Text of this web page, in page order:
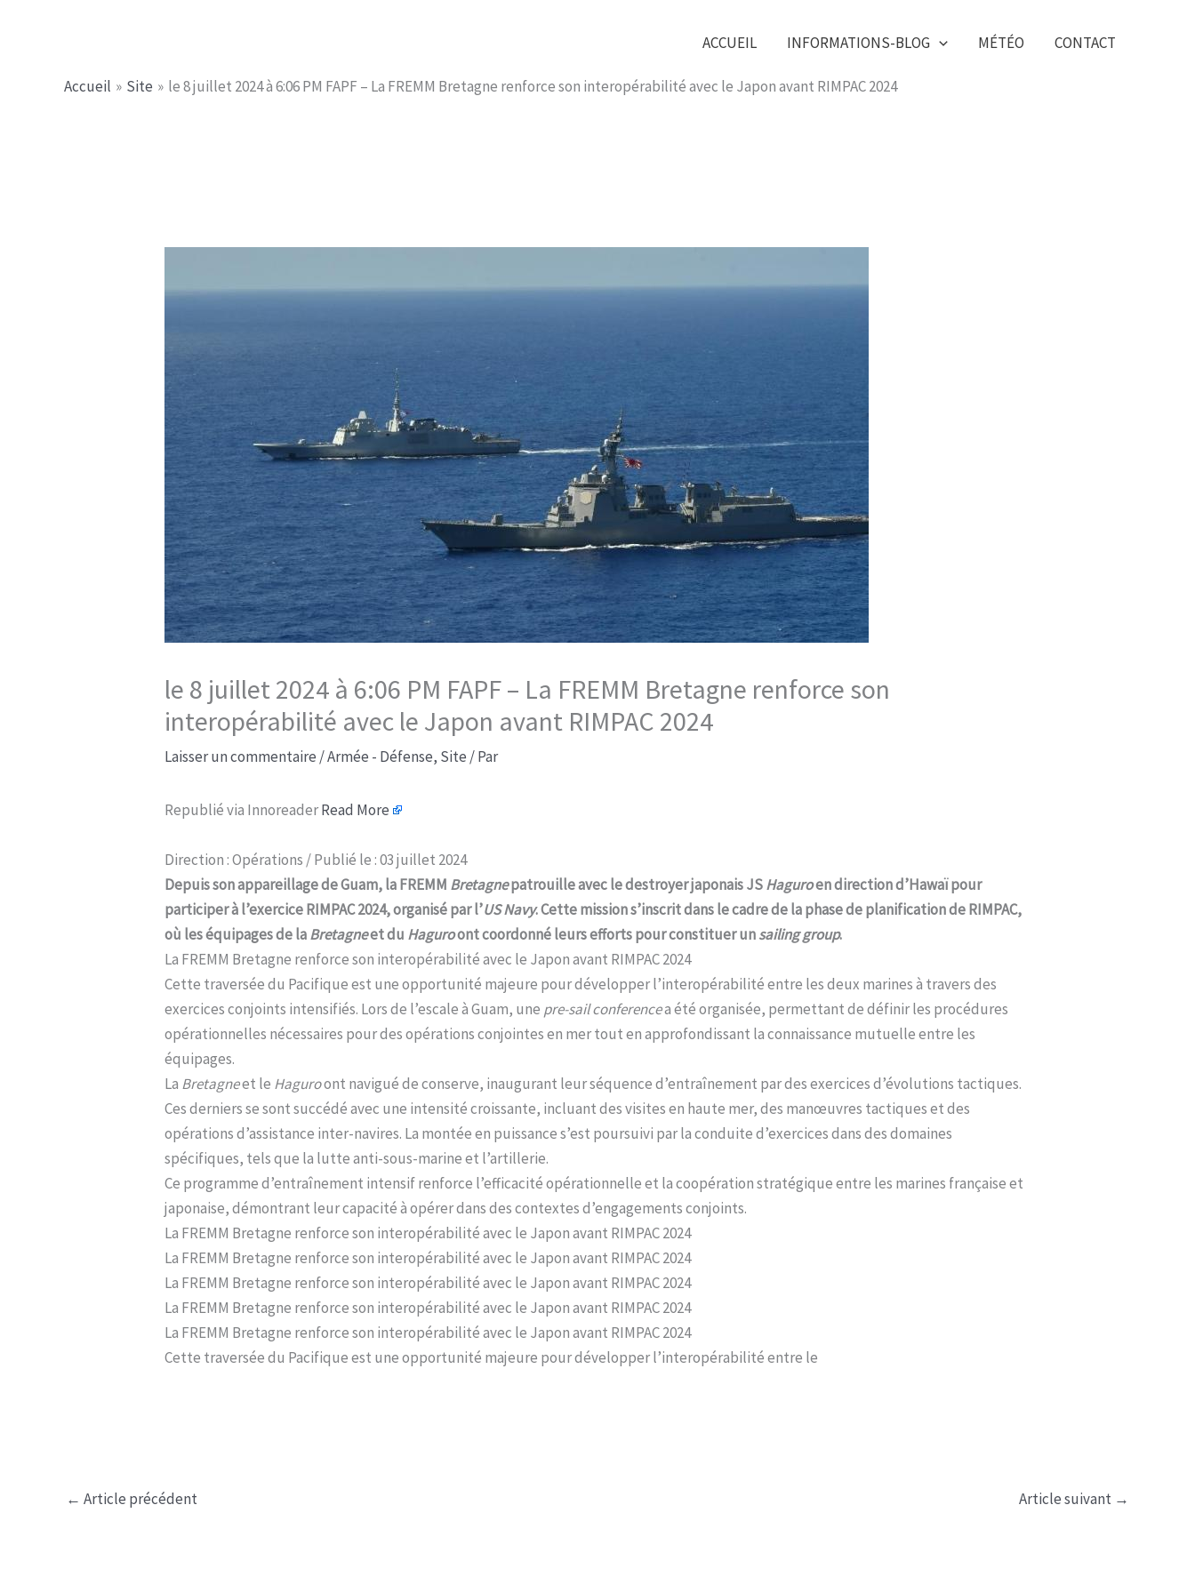
ACCUEIL INFORMATIONS-BLOG MÉTÉO CONTACT
Accueil Site le 8 juillet 2024 à 6:06 PM FAPF – La FREMM Bretagne renforce son interopérabilité avec le Japon avant RIMPAC 2024​
le 8 juillet 2024 à 6:06 PM FAPF – La FREMM Bretagne renforce son
interopérabilité avec le Japon avant RIMPAC 2024​
Laisser un commentaire /Armée - Défense, Site / Par
Republié via InnoreaderRead More
Direction : Opérations / Publié le : 03 juillet 2024
Depuis son appareillage de Guam, la FREMM Bretagnepatrouille avec le destroyer japonais JSHaguroen direction d’Hawaï pour
participer à l’exercice RIMPAC 2024, organisé par l’US Navy. Cette mission s’inscrit dans le cadre de la phase de planification de RIMPAC,
où les équipages de laBretagneet du Haguroont coordonné leurs efforts pour constituer unsailing group.
La FREMM Bretagne renforce son interopérabilité avec le Japon avant RIMPAC 2024
Cette traversée du Pacifique est une opportunité majeure pour développer l’interopérabilité entre les deux marines à travers des
exercices conjoints intensifiés. Lors de l’escale à Guam, une pre-sail conferencea été organisée, permettant de définir les procédures
opérationnelles nécessaires pour des opérations conjointes en mer tout en approfondissant la connaissance mutuelle entre les
équipages.
La Bretagneet le Haguroont navigué de conserve, inaugurant leur séquence d’entraînement par des exercices d’évolutions tactiques.
Ces derniers se sont succédé avec une intensité croissante, incluant des visites en haute mer, des manœuvres tactiques et des
opérations d’assistance inter-navires. La montée en puissance s’est poursuivi par la conduite d’exercices dans des domaines
spécifiques, tels que la lutte anti-sous-marine et l’artillerie.
Ce programme d’entraînement intensif renforce l’efficacité opérationnelle et la coopération stratégique entre les marines française et
japonaise, démontrant leur capacité à opérer dans des contextes d’engagements conjoints.
La FREMM Bretagne renforce son interopérabilité avec le Japon avant RIMPAC 2024
La FREMM Bretagne renforce son interopérabilité avec le Japon avant RIMPAC 2024
La FREMM Bretagne renforce son interopérabilité avec le Japon avant RIMPAC 2024
La FREMM Bretagne renforce son interopérabilité avec le Japon avant RIMPAC 2024
La FREMM Bretagne renforce son interopérabilité avec le Japon avant RIMPAC 2024
Cette traversée du Pacifique est une opportunité majeure pour développer l’interopérabilité entre le
← Article précédent Article suivant →